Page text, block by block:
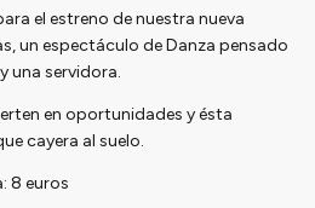
el estreno de nuestra nueva
un espectáculo de Danza pensado
una servidora.
en oportunidades y ésta
cayera al suelo.
8 euros